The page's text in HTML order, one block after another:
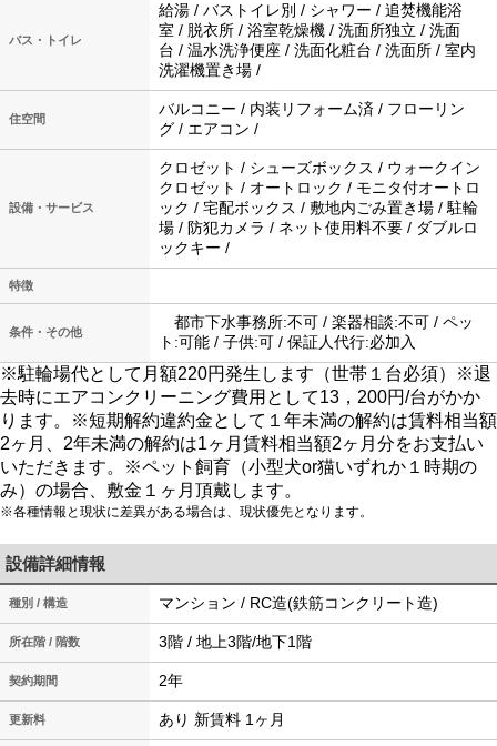
バス・トイレ
給湯 / バストイレ別 / シャワー / 追焚機能浴
室 / 脱衣所 / 浴室乾燥機 / 洗面所独立 / 洗面
台 / 温水洗浄便座 / 洗面化粧台 / 洗面所 / 室内
洗濯機置き場 /
住空間
バルコニー / 内装リフォーム済 / フローリン
グ / エアコン /
設備・サービス
クロゼット / シューズボックス / ウォークイン
クロゼット / オートロック / モニタ付オートロ
ック / 宅配ボックス / 敷地内ごみ置き場 / 駐輪
場 / 防犯カメラ / ネット使用料不要 / ダブルロ
ックキー /
特徴
条件・その他
都市下水事務所:不可 / 楽器相談:不可 / ペッ
ト:可能 / 子供:可 / 保証人代行:必加入
※駐輪場代として月額220円発生します（世帯１台必須）※退
去時にエアコンクリーニング費用として13，200円/台がかか
ります。※短期解約違約金として１年未満の解約は賃料相当額
2ヶ月、2年未満の解約は1ヶ月賃料相当額2ヶ月分をお支払い
いただきます。※ペット飼育（小型犬or猫いずれか１時期の
み）の場合、敷金１ヶ月頂戴します。
※各種情報と現状に差異がある場合は、現状優先となります。
設備詳細情報
種別 / 構造 マンション / RC造(鉄筋コンクリート造)
所在階 / 階数 3階 / 地上3階/地下1階
契約期間 2年
更新料 あり 新賃料 1ヶ月